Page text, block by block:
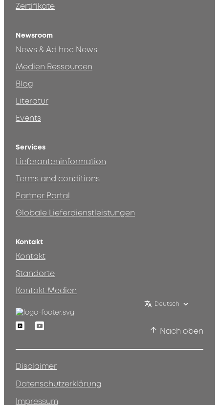
Zertifikate
Newsroom
News & Ad hoc News
Medien Ressourcen
Blog
Literatur
Events
Services
Lieferanteninformation
Terms and conditions
Partner Portal
Globale Lieferdienstleistungen
Kontakt
Kontakt
Standorte
Kontakt Medien
Deutsch
LinkedinYoutube
Nach oben
Disclaimer
Datenschutzerklärung
Impressum